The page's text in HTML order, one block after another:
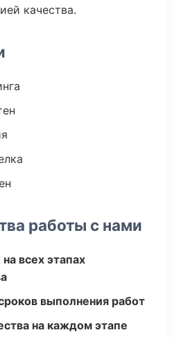
качества.
работы с нами
всех этапах
выполнения работ
на каждом этапе